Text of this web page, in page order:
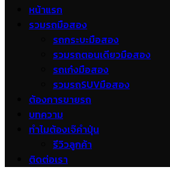
หน้าแรก
รวมรถมือสอง
รถกระบะมือสอง
รวมรถตอนเดียวมือสอง
รถเก๋งมือสอง
รวมรถSUVมือสอง
ต้องการขายรถ
บทความ
ทำไมต้องเจ๊คำปุ่น
รีวิวลูกค้า
ติดต่อเรา